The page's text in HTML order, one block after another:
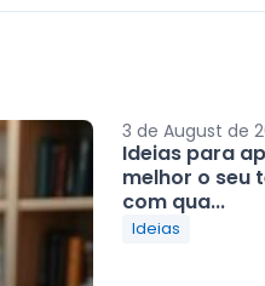
3 de August de
Ideias para
melhor o seu
com qua...
Ideias